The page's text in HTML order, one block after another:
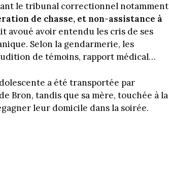
le tribunal correctionnel notamment
de chasse, et non-assistance à
avoué avoir entendu les cris de ses
Selon la gendarmerie, les
de témoins, rapport médical…
a été transportée par
Bron, tandis que sa mère, touchée à la
leur domicile dans la soirée.